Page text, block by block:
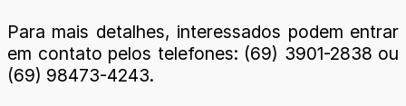
Para mais detalhes, interessados podem entrar
em contato pelos telefones: (69) 3901-2838 ou
(69) 98473-4243.